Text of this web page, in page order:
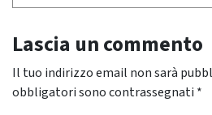
Lascia un commento
Il tuo indirizzo email non sarà
obbligatori sono contrassegnati *